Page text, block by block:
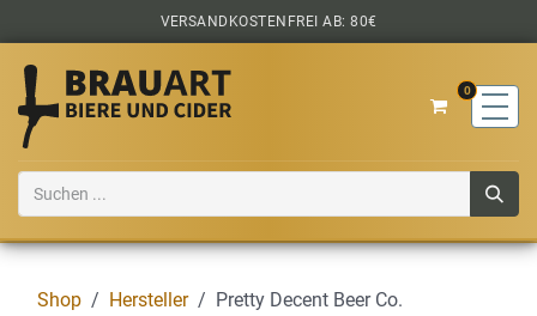
Zum Inhalt springenVERSANDKOSTENFREI AB: 80€
0
Shop Hersteller Pretty Decent Beer Co.